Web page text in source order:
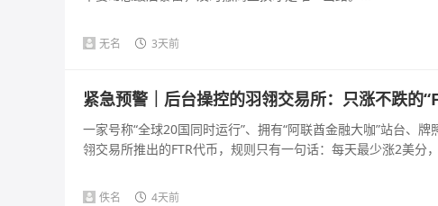
无名 3天前
紧急预警｜后台操控的羽翎交易所：只涨不跌的
一家号称“全球20国同时运行”、拥有“阿联酋金融大咖”站台、
翎交易所推出的FTR代币，规则只有一句话：每天最少涨2美分
佚名 4天前